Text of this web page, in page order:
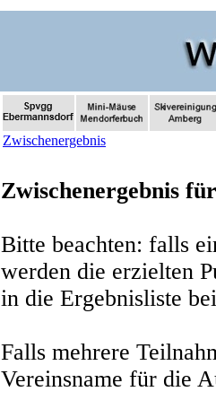
Zwischenergebnis
Zwischenergebnis
Bitte beachten: falls
werden die erzielten
in die Ergebnisliste
Falls mehrere
Vereinsname für die